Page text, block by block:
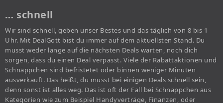
… schnell
Wir sind schnell, geben unser Bestes und das täglich von 8 bis 1
Uhr. Mit DealGott bist du immer auf dem aktuellsten Stand. Du
musst weder lange auf die nächsten Deals warten, noch dich
sorgen, dass du einen Deal verpasst. Viele der Rabattaktionen und
Schnäppchen sind befristetet oder binnen weniger Minuten
ausverkauft. Das heißt, du musst bei einigen Deals schnell sein,
denn sonst ist alles weg. Das ist oft der Fall bei Schnäppchen aus
Kategorien wie zum Beispiel Handyverträge, Finanzen, oder